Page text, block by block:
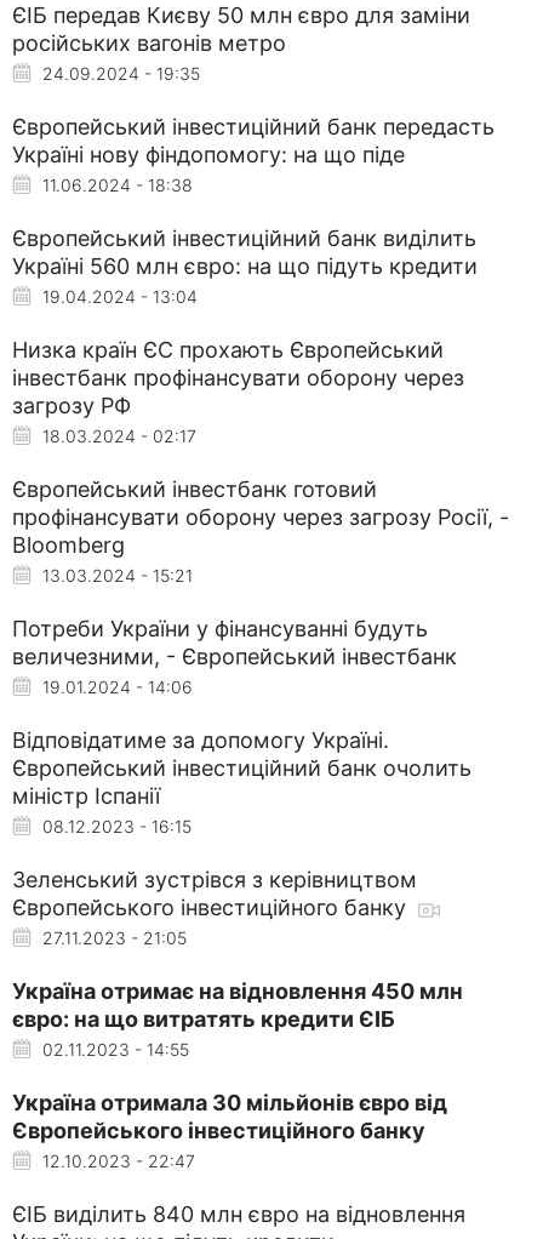
ЄІБ передав Києву 50 млн євро для заміни
російських вагонів метро
24.09.2024 - 19:35
Європейський інвестиційний банк передасть
Україні нову фіндопомогу: на що піде
11.06.2024 - 18:38
Європейський інвестиційний банк виділить
Україні 560 млн євро: на що підуть кредити
19.04.2024 - 13:04
Низка країн ЄС прохають Європейський
інвестбанк профінансувати оборону через
загрозу РФ
18.03.2024 - 02:17
Європейський інвестбанк готовий
профінансувати оборону через загрозу Росії, -
Bloomberg
13.03.2024 - 15:21
Потреби України у фінансуванні будуть
величезними, - Європейський інвестбанк
19.01.2024 - 14:06
Відповідатиме за допомогу Україні.
Європейський інвестиційний банк очолить
міністр Іспанії
08.12.2023 - 16:15
Зеленський зустрівся з керівництвом
Європейського інвестиційного банку
27.11.2023 - 21:05
Україна отримає на відновлення 450 млн
євро: на що витратять кредити ЄІБ
02.11.2023 - 14:55
Україна отримала 30 мільйонів євро від
Європейського інвестиційного банку
12.10.2023 - 22:47
ЄІБ виділить 840 млн євро на відновлення